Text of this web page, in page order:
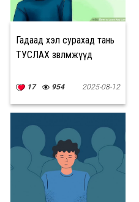
Гадаад хэл сурахад тань
ТУСЛАХ зөвлөмжүүд
17 954 2025-08-12